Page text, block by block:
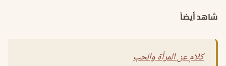
شاهد أيضاً
كلام عن المرأة والحب